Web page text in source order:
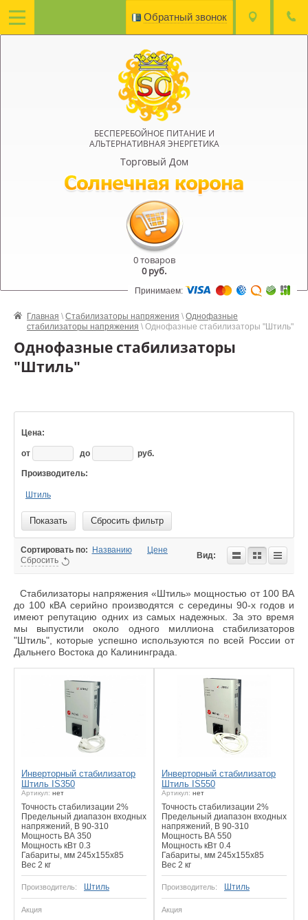
БЕСПЕРЕБОЙНОЕ ПИТАНИЕ И
АЛЬТЕРНАТИВНАЯ ЭНЕРГЕТИКА
Торговый Дом
Обратный звонок
0 товаров
0руб.
Принимаем:
Главная \ Стабилизаторы напряжения \ Однофазные
стабилизаторы напряжения \ Однофазные стабилизаторы "Штиль"
Однофазные стабилизаторы
"Штиль"
Цена:
от до руб.
Производитель:
Штиль
Показать Сбросить фильтр
Сортировать по: Названию
Цене
Сбросить
Вид:
Стабилизаторы напряжения «Штиль» мощностью от 100 ВА
до 100 кВА серийно производятся с середины 90-х годов и
имеют репутацию одних из самых надежных. За это время
мы выпустили около одного миллиона стабилизаторов
"Штиль", которые успешно используются по всей России от
Дальнего Востока до Калининграда.
Инверторный стабилизатор
Штиль IS350
Артикул: нет
Точность стабилизации 2%
Предельный диапазон входных
напряжений, В 90-310
Мощность ВА 350
Мощность кВт 0.3
Габариты, мм 245х155х85
Вес 2 кг
Производитель: Штиль
Акция
Инверторный стабилизатор
Штиль IS550
Артикул: нет
Точность стабилизации 2%
Предельный диапазон входных
напряжений, В 90-310
Мощность ВА 550
Мощность кВт 0.4
Габариты, мм 245х155х85
Вес 2 кг
Производитель: Штиль
Акция